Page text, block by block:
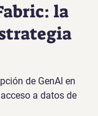
la
de GenAI en
a datos de